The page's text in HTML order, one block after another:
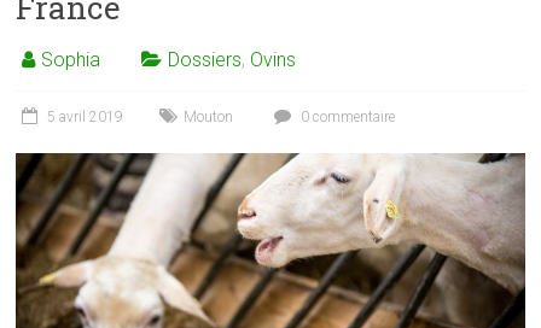
Sophia Dossiers, Ovins
5 avril 2019 Mouton 0 commentaire